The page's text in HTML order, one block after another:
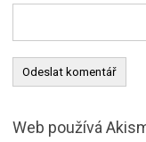
Web používá